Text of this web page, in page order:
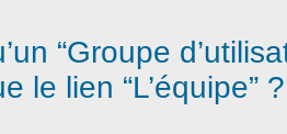
“Groupe
le lien “L’équipe” ?